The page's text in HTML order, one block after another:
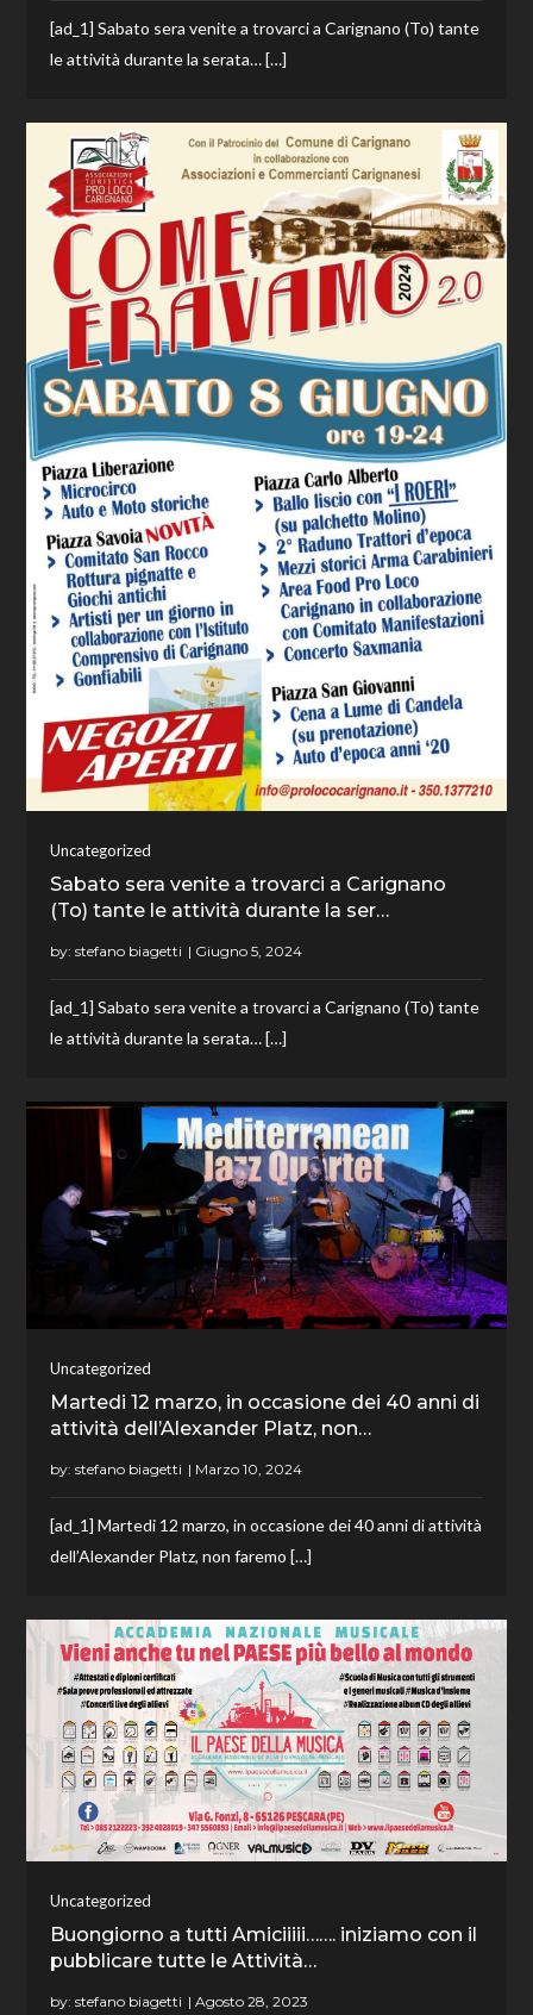
[ad_1] Sabato sera venite a trovarci a Carignano (To) tante
le attività durante la serata… […]
Uncategorized
Sabato sera venite a trovarci a Carignano
(To) tante le attività durante la ser…
by:stefano biagetti
[ad_1] Sabato sera venite a trovarci a Carignano (To) tante
le attività durante la serata… […]
Uncategorized
Martedi 12 marzo, in occasione dei 40 anni di
attività dell’Alexander Platz, non…
by:stefano biagetti
[ad_1] Martedi 12 marzo, in occasione dei 40 anni di attività
dell’Alexander Platz, non faremo […]
Uncategorized
Buongiorno a tutti Amiciiiii……. iniziamo con il
pubblicare tutte le Attività…
by:stefano biagetti